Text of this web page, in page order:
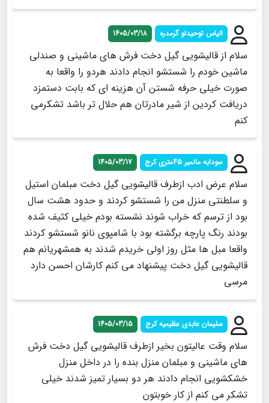
الیاس توحیدلو گرمدره 1405/03/18
سلام از قالیشویی گیل دخت فرش های ماشینی و صندلی
ماشین خودم را شستشو انجام دادند هردو را واقعا به
صورت خیلی حرفه شستن آن هزینه ای که بابت دستمزد
دریافت کردین از شیر مادرتان هم حلال تر باشد تشکرمی
کنم
سودابه مالمیر 45متری کرج 1405/03/17
سلام عرض ادب ازطرف قالیشویی گیل دخت مبلمان استیل
و سلطنتی منزل من را شستشو کردند و حدود هشت سال
بود از ترسم که خراب شوند نشسته بودم خیلی کثیف شده
بودند رنگ پارچه برگشته بود با شامپوی نانو شستشو کردند
واقعا مبل ها مثل روز اولی خریدم شدند به همشهریانم هم
قالیشویی گیل دخت پیشنهاد می کنم کارشان احسن دارد
مرسی
سلیمان عابدی عظیمیه کرج 1405/03/15
سلام وقت عالیتون بخیر ازطرف قالیشویی گیل دخت فرش
های ماشینی و مبلمان منزل بنده را در داخل منزل
خشکشویی انجام دادند هر دو بسیار تمیز شدند خیلی
تشکر می کنم از کار خوبتون